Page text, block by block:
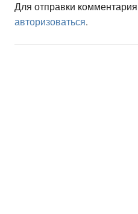
Для отправки
авторизоваться.